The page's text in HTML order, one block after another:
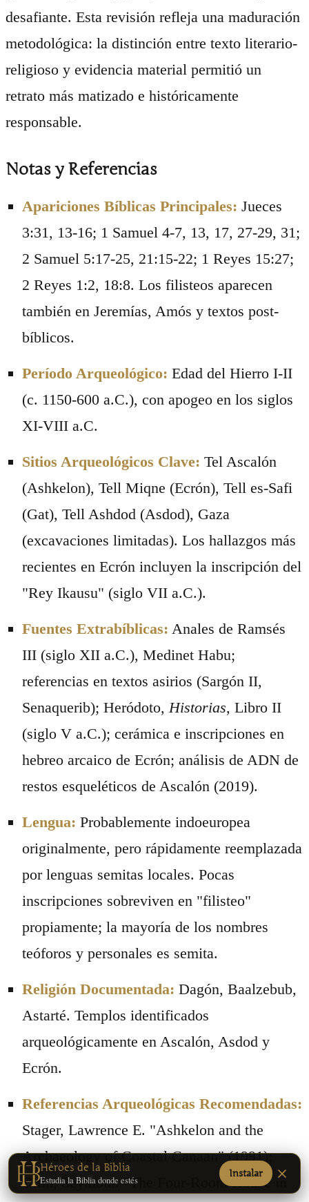
desafiante. Esta revisión refleja una maduración
metodológica: la distinción entre texto literario-
religioso y evidencia material permitió un
retrato más matizado e históricamente
responsable.
Notas y Referencias
Apariciones Bíblicas Principales: Jueces
3:31, 13-16; 1 Samuel 4-7, 13, 17, 27-29, 31;
2 Samuel 5:17-25, 21:15-22; 1 Reyes 15:27;
2 Reyes 1:2, 18:8. Los filisteos aparecen
también en Jeremías, Amós y textos post-
bíblicos.
Período Arqueológico: Edad del Hierro I-II
(c. 1150-600 a.C.), con apogeo en los siglos
XI-VIII a.C.
Sitios Arqueológicos Clave: Tel Ascalón
(Ashkelon), Tell Miqne (Ecrón), Tell es-Safi
(Gat), Tell Ashdod (Asdod), Gaza
(excavaciones limitadas). Los hallazgos más
recientes en Ecrón incluyen la inscripción del
"Rey Ikausu" (siglo VII a.C.).
Fuentes Extrabíblicas: Anales de Ramsés
III (siglo XII a.C.), Medinet Habu;
referencias en textos asirios (Sargón II,
Senaquerib); Heródoto, Historias, Libro II
(siglo V a.C.); cerámica e inscripciones en
hebreo arcaico de Ecrón; análisis de ADN de
restos esqueléticos de Ascalón (2019).
Lengua: Probablemente indoeuropea
originalmente, pero rápidamente reemplazada
por lenguas semitas locales. Pocas
inscripciones sobreviven en "filisteo"
propiamente; la mayoría de los nombres
teóforos y personales es semita.
Religión Documentada: Dagón, Baalzebub,
Astarté. Templos identificados
arqueológicamente en Ascalón, Asdod y
Ecrón.
Referencias Arqueológicas Recomendadas:
Stager, Lawrence E. "Ashkelon and the
Archaeology of Coastal Canaan" (1991);
Gitin, Seymour. "The Four-Room House in
Héroes de la Biblia
Estudia la Biblia donde estés
Instalar